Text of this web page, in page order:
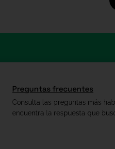
Preguntas frecuentes
Consulta las preguntas más
encuentra la respuesta que